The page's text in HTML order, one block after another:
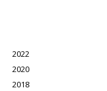
2022
2020
2018